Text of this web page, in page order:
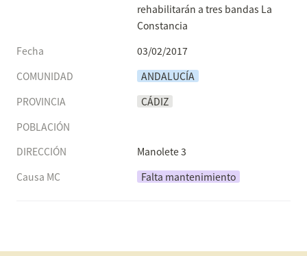
rehabilitarán a tres bandas La
Constancia
Fecha
03/02/2017
COMUNIDAD
ANDALUCÍA
PROVINCIA
CÁDIZ
POBLACIÓN
DIRECCIÓN
Manolete 3
Causa MC
Falta mantenimiento